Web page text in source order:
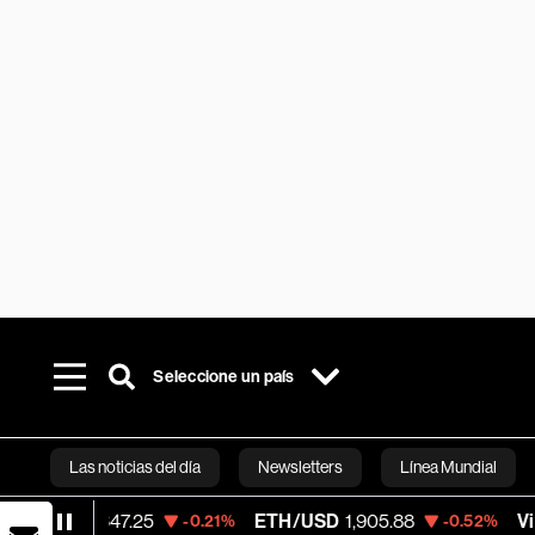
Seleccione un país
Las noticias del día Newsletters Línea Mundial
Bloomberg
-0.21% ETH/USD 1,905.88 -0.52% Visa 368.54